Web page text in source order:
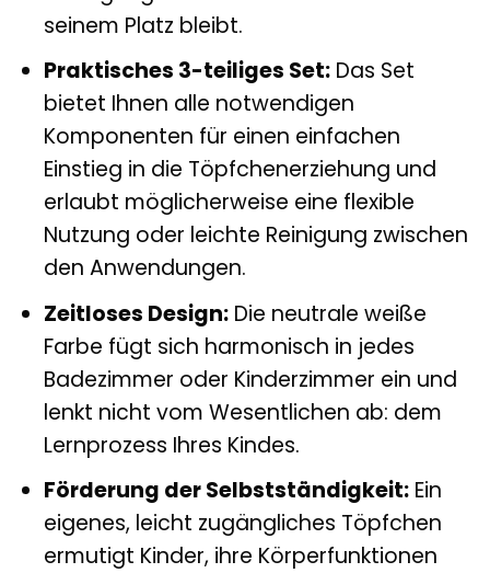
seinem Platz bleibt.
Praktisches 3-teiliges Set:Das Set
bietet Ihnen alle notwendigen
Komponenten für einen einfachen
Einstieg in die Töpfchenerziehung und
erlaubt möglicherweise eine flexible
Nutzung oder leichte Reinigung zwischen
den Anwendungen.
Zeitloses Design:Die neutrale weiße
Farbe fügt sich harmonisch in jedes
Badezimmer oder Kinderzimmer ein und
lenkt nicht vom Wesentlichen ab: dem
Lernprozess Ihres Kindes.
Förderung der Selbstständigkeit:Ein
eigenes, leicht zugängliches Töpfchen
ermutigt Kinder, ihre Körperfunktionen